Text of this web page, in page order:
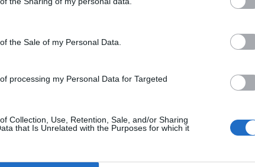
the Sale of my Personal Data.
processing my Personal Data for Targeted
Collection, Use, Retention, Sale, and/or Sharing
that Is Unrelated with the Purposes for which it
Κατασκευαστών
Εκθέσεων Ελλάδος